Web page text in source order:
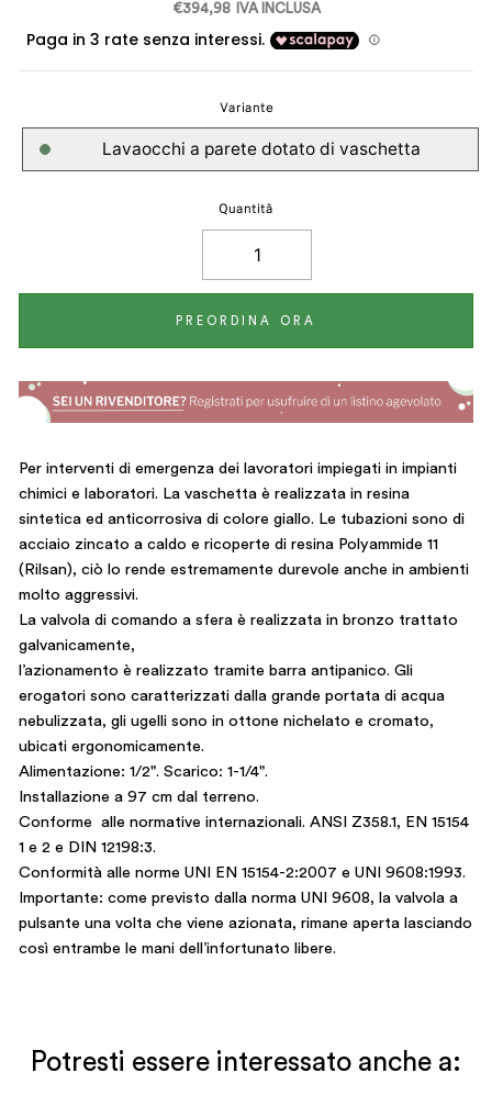
€394,98 IVA INCLUSA
Variante
Lavaocchi a parete dotato di vaschetta
Quantità
PREORDINA ORA
Per interventi di emergenza dei lavoratori impiegati in impianti
chimici e laboratori. La vaschetta è realizzata in resina
sintetica ed anticorrosiva di colore giallo. Le tubazioni sono di
acciaio zincato a caldo e ricoperte di resina Polyammide 11
(Rilsan), ciò lo rende estremamente durevole anche in ambienti
molto aggressivi.
La valvola di comando a sfera è realizzata in bronzo trattato
galvanicamente,
l’azionamento è realizzato tramite barra antipanico. Gli
erogatori sono caratterizzati dalla grande portata di acqua
nebulizzata, gli ugelli sono in ottone nichelato e cromato,
ubicati ergonomicamente.
Alimentazione: 1/2". Scarico: 1-1/4".
Installazione a 97 cm dal terreno.
Conforme alle normative internazionali. ANSI Z358.1, EN 15154
1 e 2 e DIN 12198:3.
Conformità alle norme UNI EN 15154-2:2007 e UNI 9608:1993.
Importante: come previsto dalla norma UNI 9608, la valvola a
pulsante una volta che viene azionata, rimane aperta lasciando
così entrambe le mani dell’infortunato libere.
Potresti essere interessato anche a: